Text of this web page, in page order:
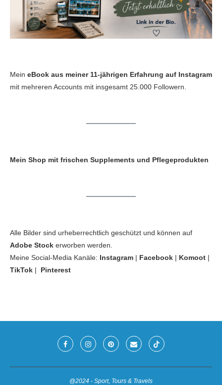
Mein eBook aus meiner 11-jährigen Erfahrung auf Instagram
mit mehreren Accounts mit insgesamt 25.000 Followern.
Mein Shop mit frischen Supplements und Pflegeprodukten
Alle Bilder sind urheberrechtlich geschützt und können auf
Adobe Stock erworben werden.
Meine Social-Media Kanäle: Instagram | Facebook | Komoot |
TikTok | Pinterest
@2024 - Sport, Tours & Travels